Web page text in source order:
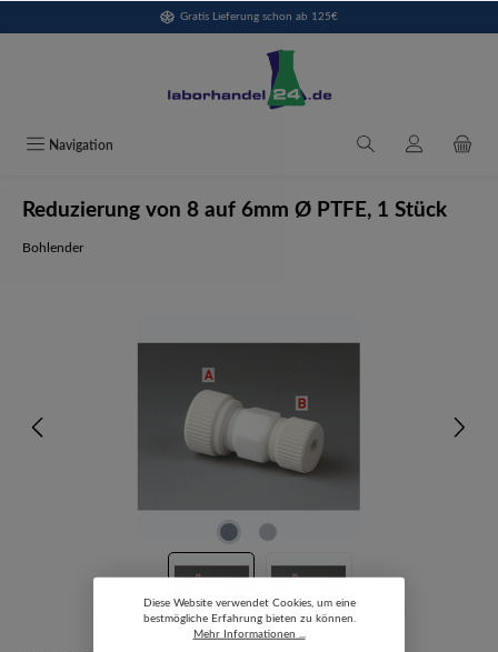
Gratis Lieferung schon ab 125€
Navigation
Reduzierung von 8 auf 6mm Ø PTFE, 1 Stück
Bohlender
Diese Website verwendet Cookies, um eine
bestmögliche Erfahrung bieten zu können.
Mehr Informationen ...